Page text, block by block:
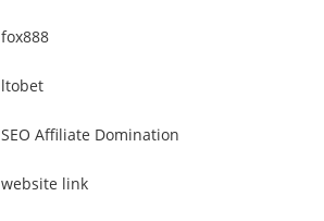
fox888
ltobet
SEO Affiliate Domination
website link